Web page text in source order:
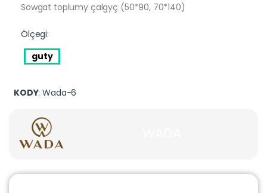
Sowgat toplumy çalgyç (50*90, 70*140)
Ölçegi:
guty
KODY: Wada-6